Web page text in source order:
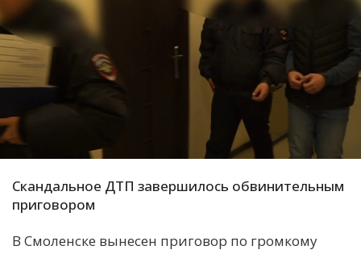
И
С
Скандальное ДТП завершилось обвинительным
приговором
В Смоленске вынесен приговор по громкому